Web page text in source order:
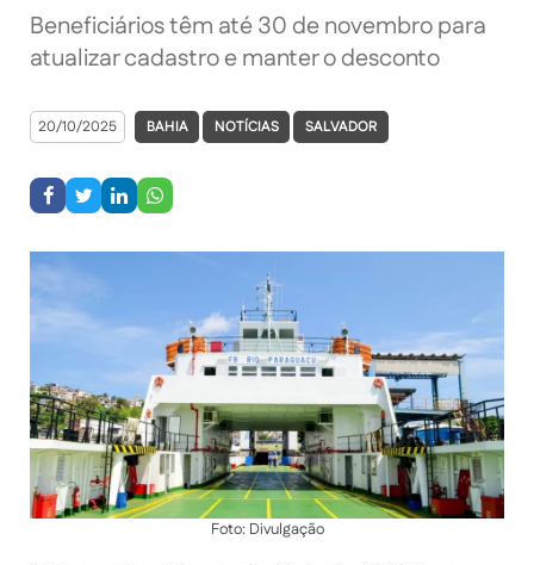
Beneficiários têm até 30 de novembro para
atualizar cadastro e manter o desconto
20/10/2025 BAHIA NOTÍCIAS SALVADOR
Foto: Divulgação